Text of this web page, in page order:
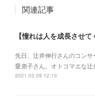
関連記事
【憧れは人を成長させて
先日、辻井伸行さんのコンサ
愛弟子さん。 オトコマエな辻
2021.03.09 12:10